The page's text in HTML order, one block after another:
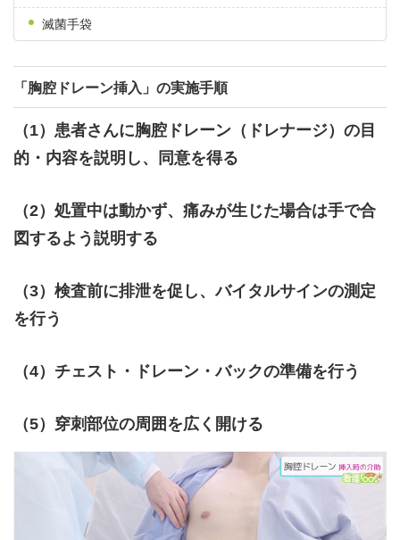
滅菌手袋
「胸腔ドレーン挿入」の実施手順
（1）患者さんに胸腔ドレーン（ドレナージ）の目
的・内容を説明し、同意を得る
（2）処置中は動かず、痛みが生じた場合は手で合
図するよう説明する
（3）検査前に排泄を促し、バイタルサインの測定
を行う
（4）チェスト・ドレーン・バックの準備を行う
（5）穿刺部位の周囲を広く開ける